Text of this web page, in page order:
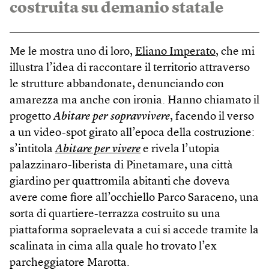
costruita su demanio statale
Me le mostra uno di loro, Eliano Imperato, che mi
illustra l’idea di raccontare il territorio attraverso
le strutture abbandonate, denunciando con
amarezza ma anche con ironia. Hanno chiamato il
progettoAbitare per sopravvivere, facendo il verso
a un video-spot girato all’epoca della costruzione:
s’intitolaAbitare per vivere e rivela l’utopia
palazzinaro-liberista di Pinetamare, una città
giardino per quattromila abitanti che doveva
avere come fiore all’occhiello Parco Saraceno, una
sorta di quartiere-terrazza costruito su una
piattaforma sopraelevata a cui si accede tramite la
scalinata in cima alla quale ho trovato l’ex
parcheggiatore Marotta.